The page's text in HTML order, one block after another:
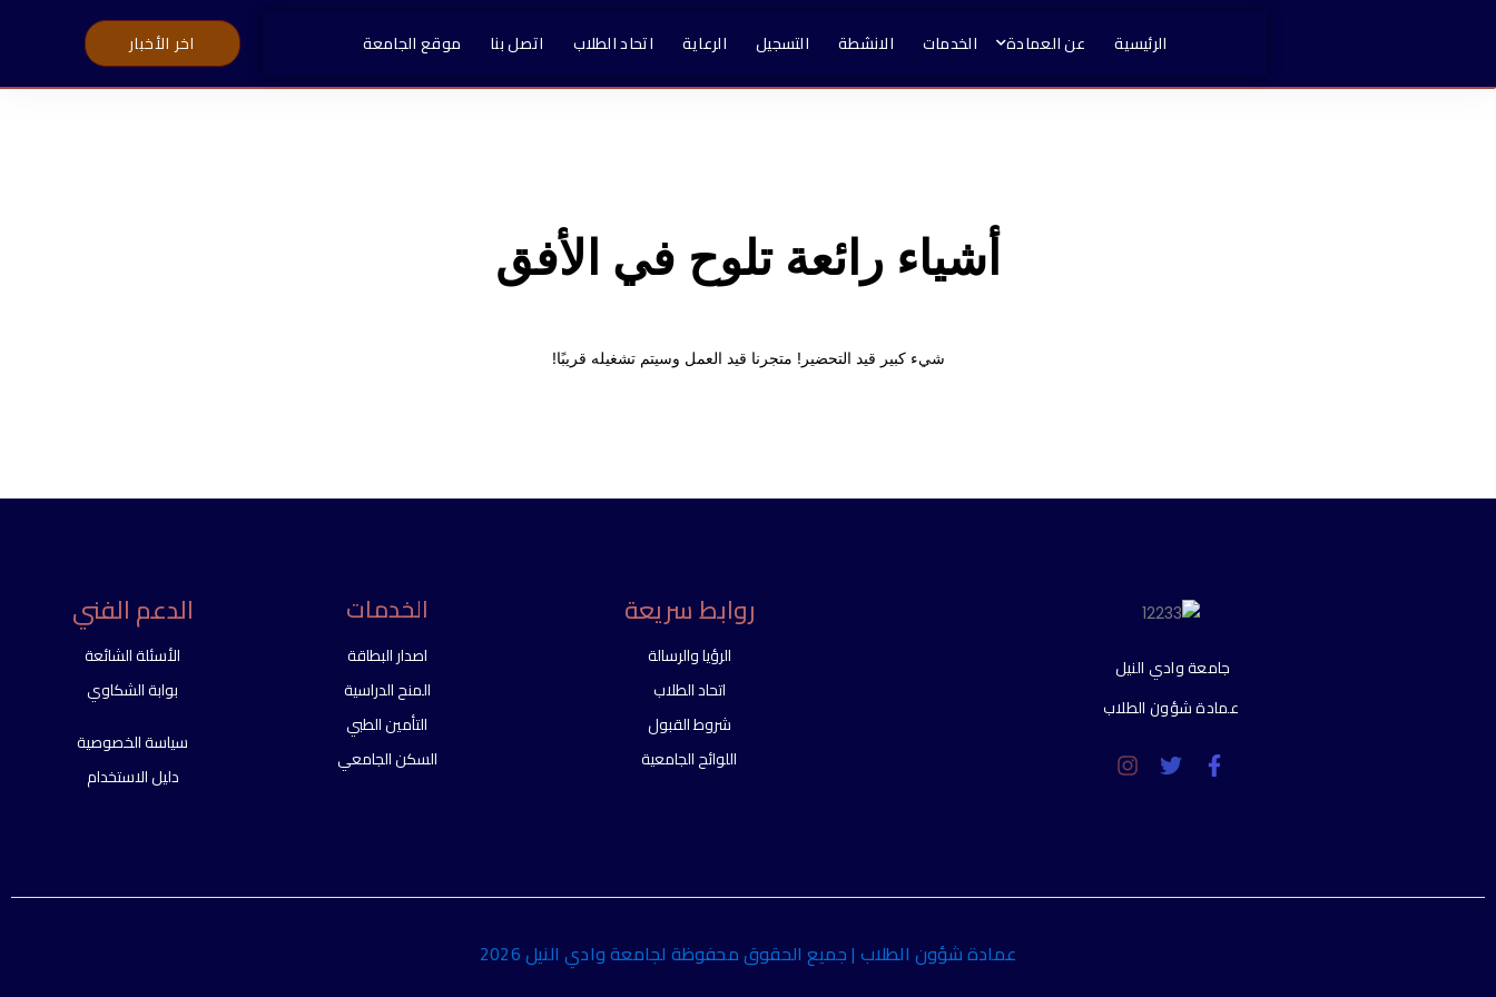
الرئيسية عن العمادة الخدمات الانشطة التسجيل الرعاية اتحاد الطلاب اتصل بنا موقع الجامعة اخر الأخبار
أشياء رائعة تلوح في الأفق
شيء كبير قيد التحضير! متجرنا قيد العمل وسيتم تشغيله قريبًا!
جامعة وادي النيل
عمادة شؤون الطلاب
روابط سريعة
الرؤيا والرسالة
اتحاد الطلاب
شروط القبول
اللوائح الجامعية
الخدمات
اصدار البطاقة
المنح الدراسية
التأمين الطبي
السكن الجامعي
الدعم الفني
الأسئلة الشائعة
بوابة الشكاوي
سياسة الخصوصية
دليل الاستخدام
عمادة شؤون الطلاب | جميع الحقوق محفوظة لجامعة وادي النيل 2026